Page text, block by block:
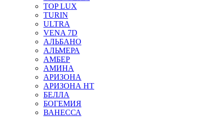
TOP LUX
TURIN
ULTRA
VENA 7D
АЛЬБАНО
АЛЬМЕРА
АМБЕР
АМИНА
АРИЗОНА
АРИЗОНА НТ
БЕЛЛА
БОГЕМИЯ
ВАНЕССА